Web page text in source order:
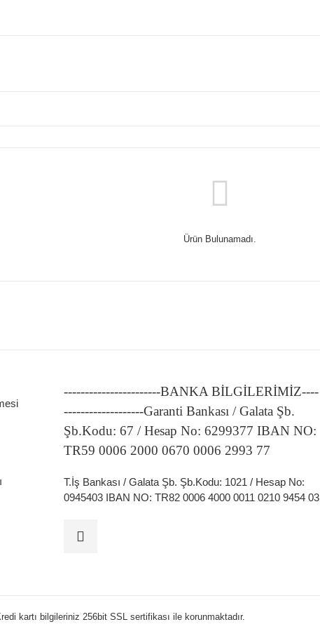
Ürün Bulunamadı.
-----------------------BANKA BİLGİLERİMİZ----
-------------------Garanti Bankası / Galata Şb.
Şb.Kodu: 67 / Hesap No: 6299377 IBAN NO:
TR59 0006 2000 0670 0006 2993 77
T.İş Bankası / Galata Şb. Şb.Kodu: 1021 / Hesap No:
0945403 IBAN NO: TR82 0006 4000 0011 0210 9454 03
kartı bilgileriniz 256bit SSL sertifikası ile korunmaktadır.